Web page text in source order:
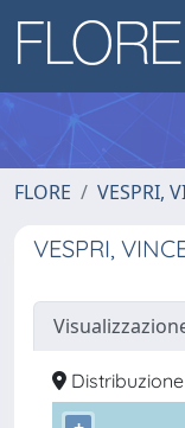
FLORE VESPRI,
VESPRI,